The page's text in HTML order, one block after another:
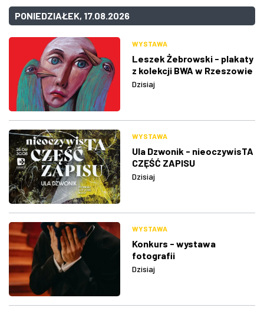
PONIEDZIAŁEK, 17.08.2026
WYSTAWA
Leszek Żebrowski - plakaty
z kolekcji BWA w Rzeszowie
Dzisiaj
WYSTAWA
Ula Dzwonik - nieoczywisTA
CZĘŚĆ ZAPISU
Dzisiaj
WYSTAWA
Konkurs - wystawa
fotografii
Dzisiaj